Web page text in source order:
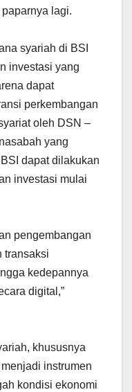
lagi.
syariah di BSI
investasi yang
dapat
perkembangan
oleh DSN –
yang
dapat dilakukan
investasi mulai
pengembangan
transaksi
kedepannya
digital,”
khususnya
instrumen
kondisi ekonomi